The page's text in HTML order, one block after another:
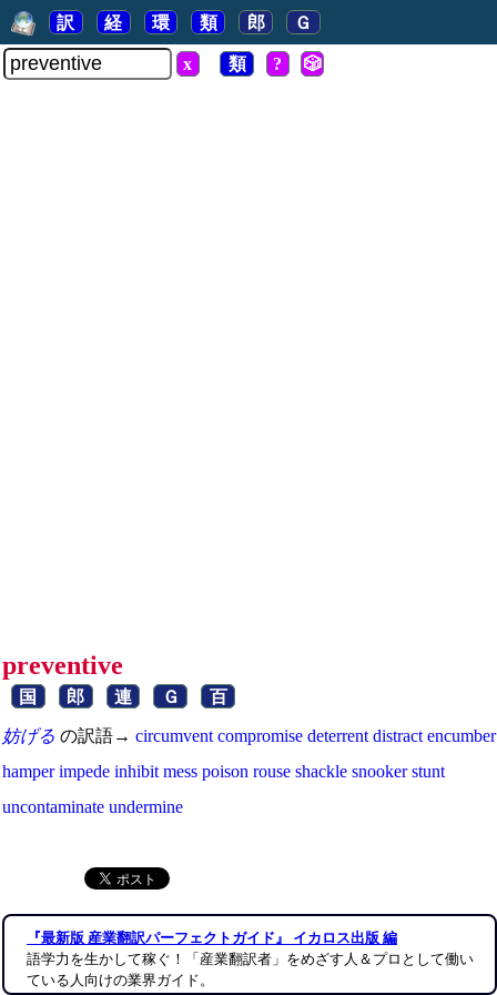
訳 経 環 類 郎 Ｇ
x 類 ? 🎲
preventive
国 郎 連 Ｇ 百
妨げる の訳語→ circumvent compromise deterrent distract encumber
hamper impede inhibit mess poison rouse shackle snooker stunt
uncontaminate undermine
『最新版 産業翻訳パーフェクトガイド』 イカロス出版 編
語学力を生かして稼ぐ！「産業翻訳者」をめざす人＆プロとして働い
ている人向けの業界ガイド。